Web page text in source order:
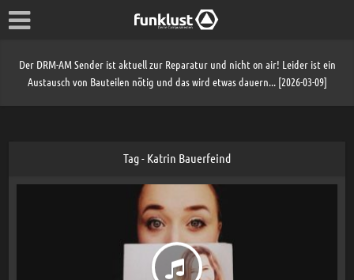
Der DRM-AM Sender ist aktuell zur Reparatur und nicht on air! Leider ist ein
Austausch von Bauteilen nötig und das wird etwas dauern... [2026-03-09]
Tag - Katrin Bauerfeind